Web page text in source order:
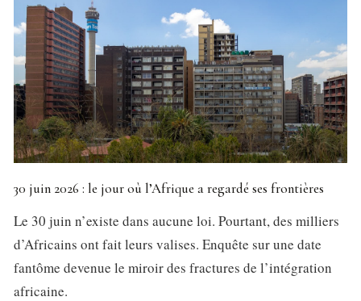
30 juin 2026 : le jour où l’Afrique a regardé ses frontières
Le 30 juin n’existe dans aucune loi. Pourtant, des milliers
d’Africains ont fait leurs valises. Enquête sur une date
fantôme devenue le miroir des fractures de l’intégration
africaine.